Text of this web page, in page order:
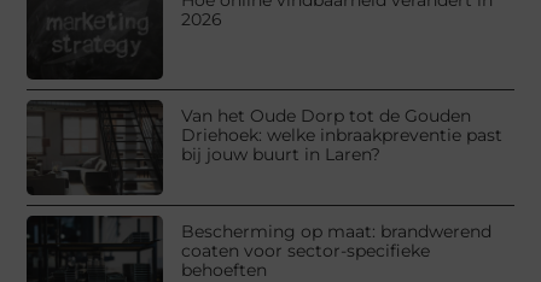
2026
Van het Oude Dorp tot de Gouden
Driehoek: welke inbraakpreventie past
bij jouw buurt in Laren?
Bescherming op maat: brandwerend
coaten voor sector-specifieke
behoeften